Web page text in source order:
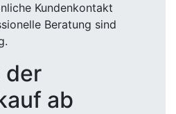
Kundenkontakt
Beratung sind
der
ab